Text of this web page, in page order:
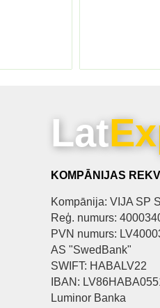
Lat
KOMPĀNIJAS
Kompānija: VIJA SP
Reģ. numurs:
PVN numurs:
AS "SwedBank"
SWIFT: HABALV22
IBAN:
Luminor Banka